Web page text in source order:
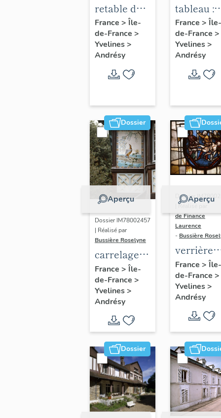
retable de
saint
Michel
France > Île-
de-France >
Yvelines>
Andrésy
tableau :
du Christ
Saint
Bernard
France > Île-
de-France >
Yvelines>
Andrésy
Dossier
Aperçu
Dossier IM78002457
| Réalisé par
Bussière Roselyne
carrelage
mural
France > Île-
de-France >
Yvelines>
Andrésy
Aperçu
Dossier
| Réalisé par
de Finance
Laurence
- Bussière
verrière
historiée :
scènes de
martyre
(baie 14)
France > Île-
de-France >
Yvelines>
Andrésy
Dossier